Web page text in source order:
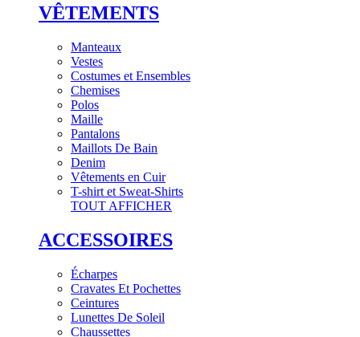
VÊTEMENTS
Manteaux
Vestes
Costumes et Ensembles
Chemises
Polos
Maille
Pantalons
Maillots De Bain
Denim
Vêtements en Cuir
T-shirt et Sweat-Shirts
TOUT AFFICHER
ACCESSOIRES
Écharpes
Cravates Et Pochettes
Ceintures
Lunettes De Soleil
Chaussettes